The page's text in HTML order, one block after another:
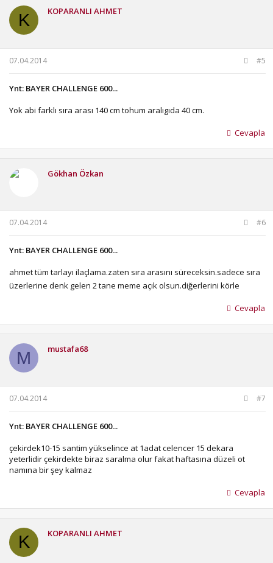
K KOPARANLI AHMET
07.04.2014 #5
Ynt: BAYER CHALLENGE 600...
Yok abi farklı sıra arası 140 cm tohum aralıgıda 40 cm.
Cevapla
Gökhan Özkan
07.04.2014 #6
Ynt: BAYER CHALLENGE 600...
ahmet tüm tarlayı ilaçlama.zaten sıra arasını süreceksin.sadece sıra
üzerlerine denk gelen 2 tane meme açık olsun.diğerlerini körle
Cevapla
M mustafa68
07.04.2014 #7
Ynt: BAYER CHALLENGE 600...
çekirdek10-15 santim yükselince at 1adat celencer 15 dekara
yeterlidir çekirdekte biraz saralma olur fakat haftasına düzeli ot
namına bir şey kalmaz
Cevapla
K KOPARANLI AHMET